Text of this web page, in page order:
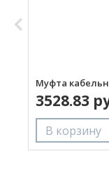
Муфта
3528.83